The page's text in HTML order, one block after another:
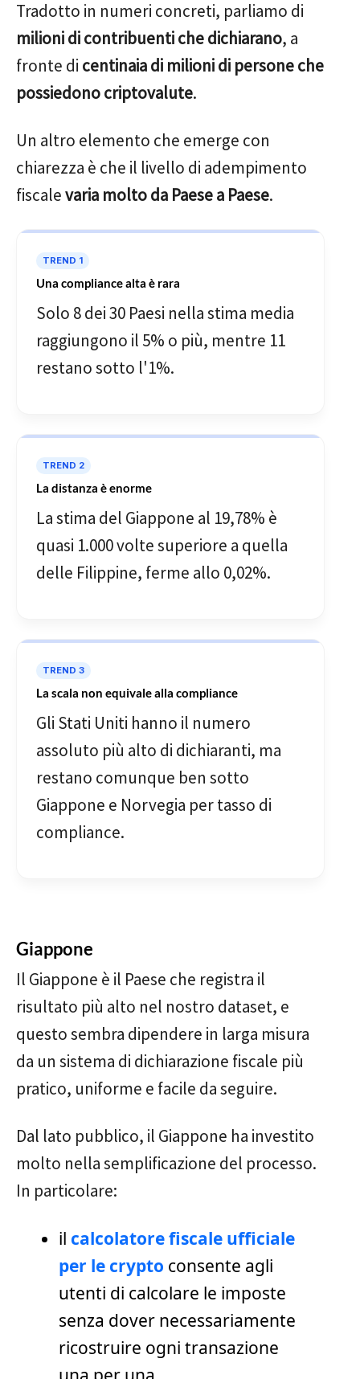
Tradotto in numeri concreti, parliamo di
milioni di contribuenti che dichiarano, a
fronte di centinaia di milioni di persone che
possiedono criptovalute.
Un altro elemento che emerge con
chiarezza è che il livello di adempimento
fiscalevaria molto da Paese a Paese.
TREND 1
Una compliance alta è rara
Solo 8 dei 30 Paesi nella stima media
raggiungono il 5% o più, mentre 11
restano sotto l'1%.
TREND 2
La distanza è enorme
La stima del Giappone al 19,78% è
quasi 1.000 volte superiore a quella
delle Filippine, ferme allo 0,02%.
TREND 3
La scala non equivale alla compliance
Gli Stati Uniti hanno il numero
assoluto più alto di dichiaranti, ma
restano comunque ben sotto
Giappone e Norvegia per tasso di
compliance.
Giappone
Il Giappone è il Paese che registra il
risultato più alto nel nostro dataset, e
questo sembra dipendere in larga misura
da un sistema di dichiarazione fiscale più
pratico, uniforme e facile da seguire.
Dal lato pubblico, il Giappone ha investito
molto nella semplificazione del processo.
In particolare:
il calcolatore fiscale ufficiale
per le crypto consente agli
utenti di calcolare le imposte
senza dover necessariamente
ricostruire ogni transazione